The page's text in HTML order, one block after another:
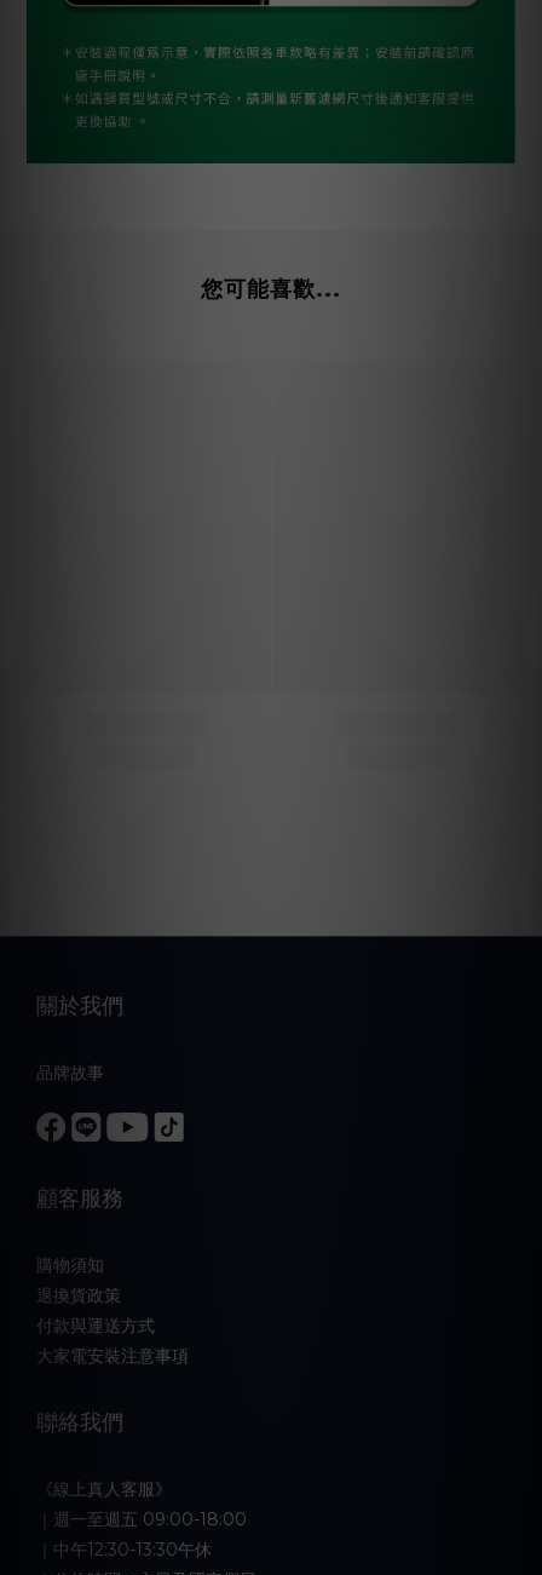
您可能喜歡...
關於我們
品牌故事
顧客服務
購物須知
退換貨政策
付款與運送方式
大家電安裝注意事項
聯絡我們
《線上真人客服》
｜週一至週五 09:00-18:00
｜中午12:30-13:30午休